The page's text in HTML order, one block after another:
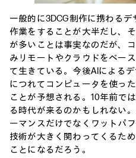
一般的に3DCG制作に携わる
作業をすることが大半だし、
が多いことは事実なのだが、
みリモートやクラウドをベー
て生きている。今後AIによる
につれてコンピュータを使っ
ことが予想される。10年前で
る時代が来るのかもしれない
ーマンスだけでなくワットパ
技術が大きく関わってくるた
ことになるだろう。